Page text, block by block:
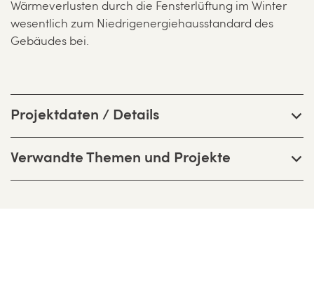
Wärmeverlusten durch die Fensterlüftung im Winter
wesentlich zum Niedrigenergiehausstandard des
Gebäudes bei.
Projektdaten / Details
Verwandte Themen und Projekte